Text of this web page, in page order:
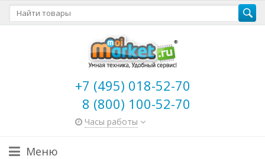
+7 (495) 018-52-70
8 (800) 100-52-70
Часы работы
Меню